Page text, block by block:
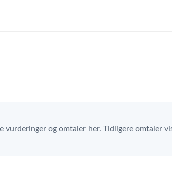
og omtaler her. Tidligere omtaler